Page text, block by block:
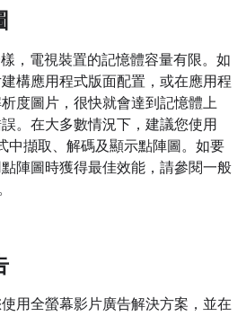
，電視裝置的記憶體容量有限。如
構應用程式版面配置，或在應用程
度圖片，很快就會達到記憶體上
。在大多數情況下，建議您使用
中擷取、解碼及顯示點陣圖。如要
陣圖時獲得最佳效能，請參閱一般
用全螢幕影片廣告解決方案，並在